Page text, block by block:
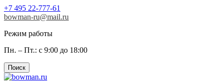
+7 495 22-777-61
bowman-ru@mail.ru
Режим работы
Пн. – Пт.: с 9:00 до 18:00
Поиск